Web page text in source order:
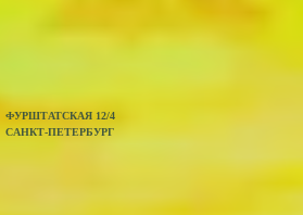
ФУРШТАТСКАЯ 12/4
САНКТ-ПЕТЕРБУРГ